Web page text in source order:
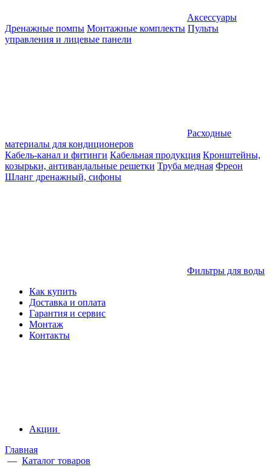
Аксессуары
Дренажные помпы Монтажные комплекты Пульты
управления и лицевые панели
Расходные
материалы для кондиционеров
Кабель-канал и фитинги Кабельная продукция Кронштейны,
козырьки, антивандальные решетки Труба медная Фреон
Шланг дренажный, сифоны
Фильтры для воды
Как купить
Доставка и оплата
Гарантия и сервис
Монтаж
Контакты
Акции
Главная
— Каталог товаров